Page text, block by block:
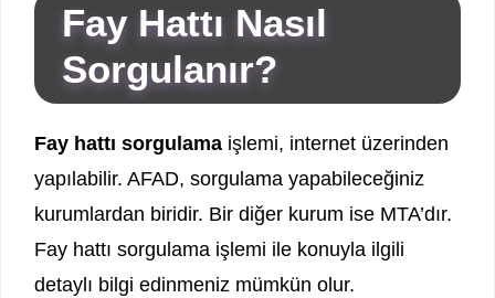
Fay Hattı Nasıl
Sorgulanır?
Fay hattı sorgulama işlemi, internet üzerinden
yapılabilir. AFAD, sorgulama yapabileceğiniz
kurumlardan biridir. Bir diğer kurum ise MTA’dır.
Fay hattı sorgulama işlemi ile konuyla ilgili
detaylı bilgi edinmeniz mümkün olur.